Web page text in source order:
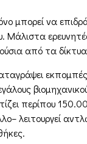
μπορεί να
από τα
περίπου
λειτουργεί